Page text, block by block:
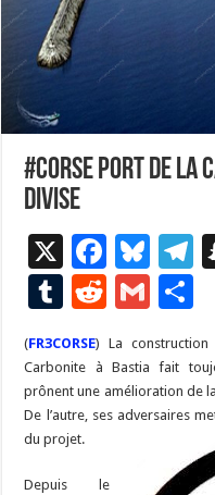
#Corse Port de la
divise
X
F
ac
e
b
o
o
Bl
u
es
ky
T
a
T
m
bl
r
R
d
di
t
G
ai
l
g
(FR3CORSE) La
Carbonite à Bastia fait
prônent une amélioration de
De l’autre, ses adversaires
du projet.
Depuis le